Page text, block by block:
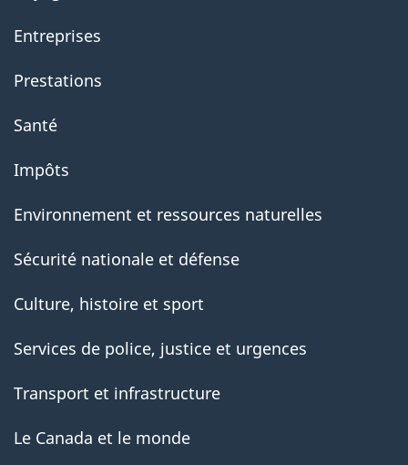
Entreprises
Prestations
Santé
Impôts
Environnement et ressources naturelles
Sécurité nationale et défense
Culture, histoire et sport
Services de police, justice et urgences
Transport et infrastructure
Le Canada et le monde